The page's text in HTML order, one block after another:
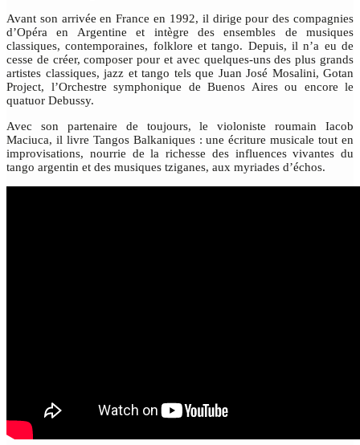
Avant son arrivée en France en 1992, il dirige pour des compagnies
d’Opéra en Argentine et intègre des ensembles de musiques
classiques, contemporaines, folklore et tango. Depuis, il n’a eu de
cesse de créer, composer pour et avec quelques-uns des plus grands
artistes classiques, jazz et tango tels que Juan José Mosalini, Gotan
Project, l’Orchestre symphonique de Buenos Aires ou encore le
quatuor Debussy.
Avec son partenaire de toujours, le violoniste roumain Iacob
Maciuca, il livre Tangos Balkaniques : une écriture musicale tout en
improvisations, nourrie de la richesse des influences vivantes du
tango argentin et des musiques tziganes, aux myriades d’échos.